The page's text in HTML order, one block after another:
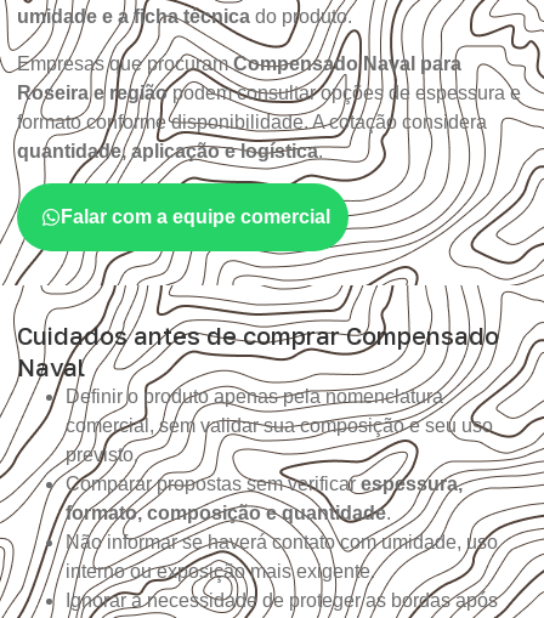
umidade e a ficha técnica do produto.
Empresas que procuramCompensado Naval para
Roseira e regiãopodem consultar opções de espessura e
formato conforme disponibilidade. A cotação considera
quantidade, aplicação e logística.
Falar com a equipe comercial
Cuidados antes de comprar Compensado
Naval
Definir o produto apenas pela nomenclatura
comercial, sem validar sua composição e seu uso
previsto.
Comparar propostas sem verificarespessura,
formato, composição e quantidade.
Não informar se haverá contato com umidade, uso
interno ou exposição mais exigente.
Ignorar a necessidade de proteger as bordas após